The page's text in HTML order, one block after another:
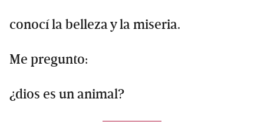
conocí la belleza y la miseria.
Me pregunto:
¿dios es un animal?